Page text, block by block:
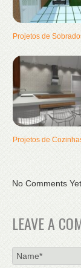
Projetos de
Projetos de
No Comments
LEAVE A